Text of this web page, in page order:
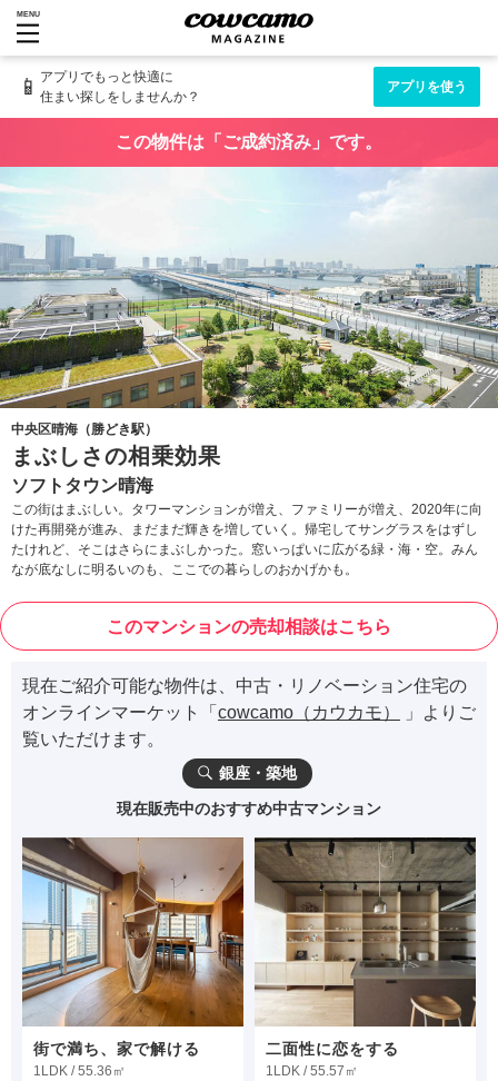
MENU
📱 アプリでもっと快適に
住まい探しをしませんか？
アプリを使う
この物件は「ご成約済み」です。
中央区晴海（勝どき駅）
まぶしさの相乗効果
ソフトタウン晴海
この街はまぶしい。タワーマンションが増え、ファミリーが増え、2020年に向
けた再開発が進み、まだまだ輝きを増していく。帰宅してサングラスをはずし
たけれど、そこはさらにまぶしかった。窓いっぱいに広がる緑・海・空。みん
なが底なしに明るいのも、ここでの暮らしのおかげかも。
このマンションの売却相談はこちら
現在ご紹介可能な物件は、中古・リノベーション住宅の
オンラインマーケット「 cowcamo（カウカモ）
」よりご
覧いただけます。
銀座・築地
現在販売中のおすすめ中古マンション
街で満ち、家で解ける
1LDK / 55.36㎡
二面性に恋をする
1LDK / 55.57㎡